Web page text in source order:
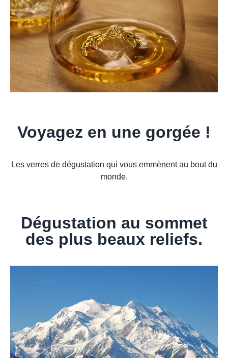
Voyagez en une gorgée !
Les verres de dégustation qui vous emmènent au bout du
monde.
Dégustation au sommet
des plus beaux reliefs.